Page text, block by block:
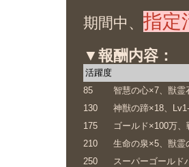
期間中、 指定
▼報酬内容：
活躍度
85
智慧の心×7、獣
130
神獣の蹄×18、
175
ゴールド×100万
210
生命の泉×5、獣霊
250
スーパーゴールド